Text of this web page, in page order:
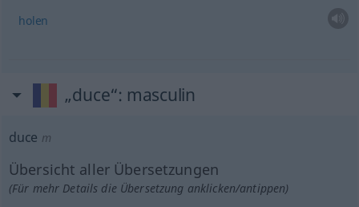
holen
„duce“: masculin
duce m
Übersicht aller Übersetzungen
(Für mehr Details die Übersetzung anklicken/antippen)